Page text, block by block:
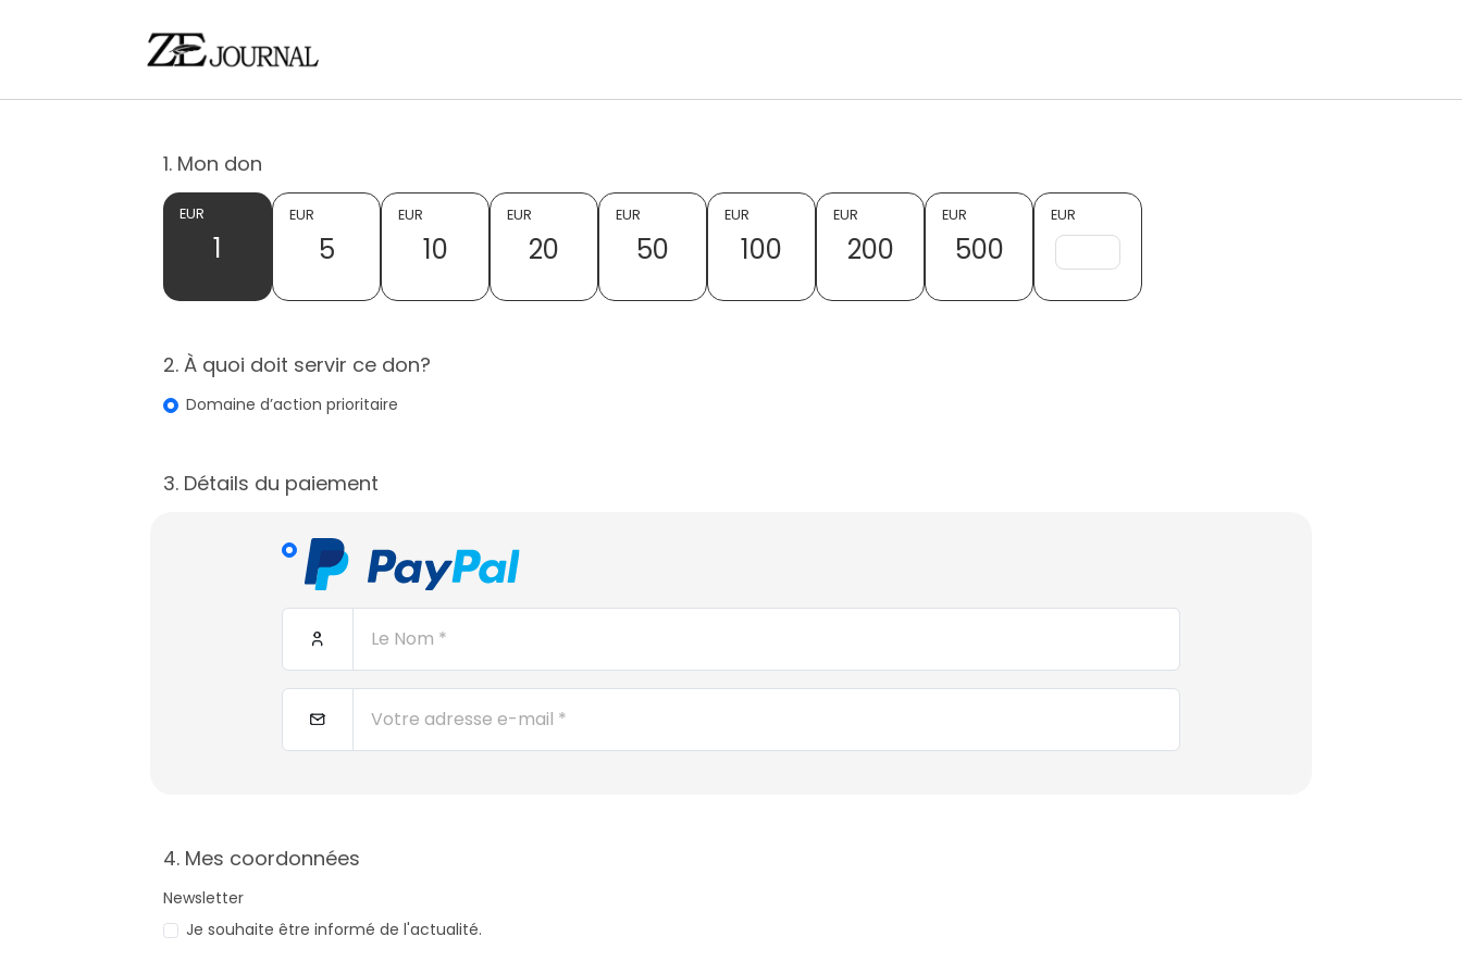
1. Mon don
EUR
1
EUR
5
EUR
10
EUR
20
EUR
50
EUR
100
EUR
200
EUR
500
EUR
2. À quoi doit servir ce don?
Domaine d’action prioritaire
3. Détails du paiement
4. Mes coordonnées
Newsletter
Je souhaite être informé de l'actualité.